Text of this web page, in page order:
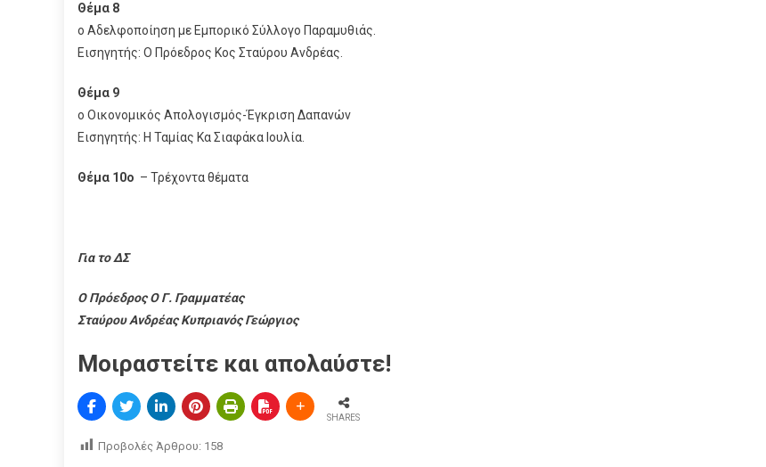
Θέμα 8
ο Αδελφοποίηση με Εμπορικό Σύλλογο Παραμυθιάς.
Εισηγητής: Ο Πρόεδρος Κος Σταύρου Ανδρέας.
Θέμα 9
ο Οικονομικός Απολογισμός-Έγκριση Δαπανών
Εισηγητής: Η Ταμίας Κα Σιαφάκα Ιουλία.
Θέμα 10ο – Τρέχοντα θέματα
Για το ΔΣ
Ο Πρόεδρος Ο Γ. Γραμματέας
Σταύρου Ανδρέας Κυπριανός Γεώργιος
Μοιραστείτε και απολαύστε!
SHARES
Προβολές Άρθρου: 158